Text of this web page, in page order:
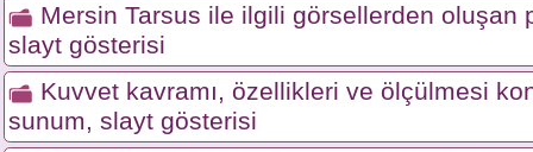
Mersin Tarsus ile ilgili görsellerden oluşan
slayt gösterisi
Kuvvet kavramı, özellikleri ve ölçülmesi
sunum, slayt gösterisi